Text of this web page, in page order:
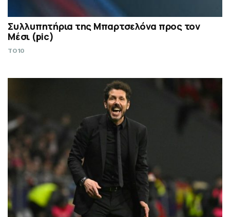
Συλλυπητήρια της Μπαρτσελόνα προς τον
Μέσι (pic)
TO10